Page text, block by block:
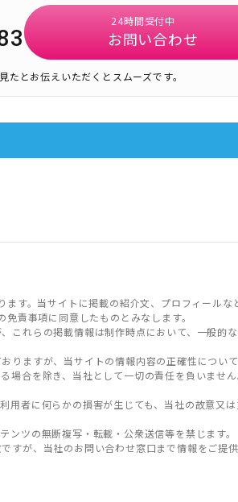
24時間受付中
お問い合わせ
たとお伝えいただくとスムーズです。
す。当サイトに掲載の紹介文、プロフィール
責事項に同意したものとみなします。
これらの掲載情報は制作時点において、一般的
りますが、当サイトの情報内容の正確性につい
場合を除き、当社として一切の責任を負いませ
用者に何らかの損害が生じても、当社の故意又
ツの無断複写・転載・公衆送信等を禁じます。
が、当社のお問い合わせ窓口まで情報をご提供